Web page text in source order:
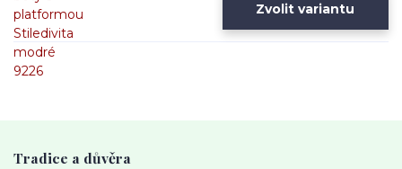
Zvolit variantu
Tradice a důvěra